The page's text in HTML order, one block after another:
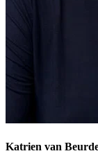
Katrien van